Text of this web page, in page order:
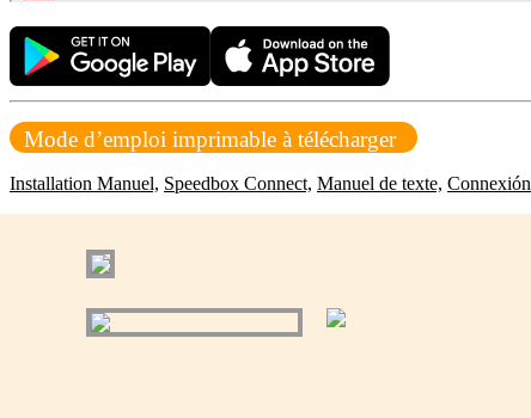
Mode d’emploi imprimable à télécharger
Installation Manuel, Speedbox Connect, Manuel de texte, Connexión